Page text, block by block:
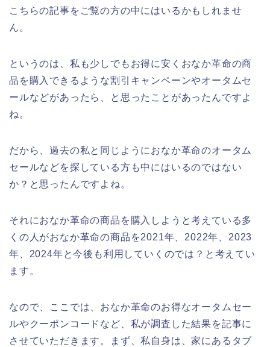
こちらの記事をご覧の方の中にはいるかもしれませ
ん。
というのは、私も少しでもお得に安くおなか革命の商
品を購入できるような割引キャンペーンやオータムセ
ールなどがあったら、と思ったことがあったんですよ
ね。
だから、過去の私と同じようにおなか革命のオータム
セールなどを探している方も中にはいるのではない
か？と思ったんですよね。
それにおなか革命の商品を購入しようと考えている多
くの人がおなか革命の商品を2021年、2022年、2023
年、2024年と今後も利用していくのでは？と考えてい
ます。
なので、ここでは、おなか革命のお得なオータムセー
ルやクーポンコードなど、私が調査した結果を記事に
させていただきます。まず、私自身は、家にあるタブ